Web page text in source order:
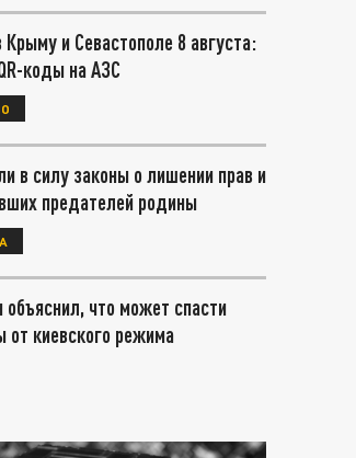
Крыму и Севастополе 8 августа:
коды на АЗС
в силу законы о лишении прав и
предателей родины
объяснил, что может спасти
от киевского режима